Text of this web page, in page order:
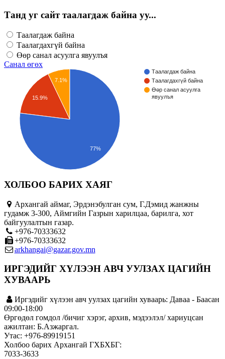
Танд уг сайт таалагдаж байна уу...
Таалагдаж байна
Таалагдахгүй байна
Өөр санал асуулга явуулъя
Санал өгөх
Таалагдаж байна
Таалагдахгүй байна
Өөр санал асуулга
явуулъя
7.1%
15.9%
77%
ХОЛБОО БАРИХ ХАЯГ
Архангай аймаг, Эрдэнэбулган сум, Г.Дэмид жанжны
гудамж 3-300, Аймгийн Газрын харилцаа, барилга, хот
байгуулалтын газар.
+976-70333632
+976-70333632
arkhangai@gazar.gov.mn
ИРГЭДИЙГ ХҮЛЭЭН АВЧ УУЛЗАХ ЦАГИЙН
ХУВААРЬ
Иргэдийг хүлээн авч уулзах цагийн хуваарь: Даваа - Баасан
09:00-18:00
Өргөдөл гомдол /бичиг хэрэг, архив, мэдээлэл/ хариуцсан
ажилтан: Б.Азжаргал.
Утас: +976-89919151
Холбоо барих Архангай ГХБХБГ:
7033-3633